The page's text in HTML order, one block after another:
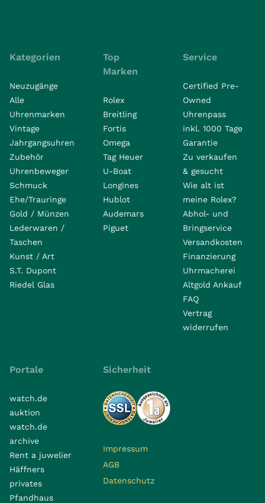
Kategorien
Neuzugänge
Alle
Uhrenmarken
Vintage
Jahrgangsuhren
Zubehör
Uhrenbeweger
Schmuck
Ehe/Trauringe
Gold / Münzen
Lederwaren /
Taschen
Kunst / Art
S.T. Dupont
Riedel Glas
Top
Marken
Rolex
Breitling
Fortis
Omega
Tag Heuer
U-Boat
Longines
Hublot
Audemars
Piguet
Service
Certified Pre-
Owned
Uhrenpass
inkl. 1000 Tage
Garantie
Zu verkaufen
& gesucht
Wie alt ist
meine Rolex?
Abhol- und
Bringservice
Versandkosten
Finanzierung
Uhrmacherei
Altgold Ankauf
FAQ
Vertrag
widerrufen
Portale
watch.de
auktion
watch.de
archive
Rent a juwelier
Häffners
privates
Pfandhaus
Sicherheit
Impressum
AGB
Datenschutz